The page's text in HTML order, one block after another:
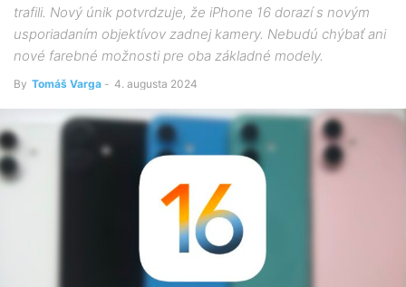
trafili. Nový únik potvrdzuje, že iPhone 16 dorazí s novým
usporiadaním objektívov zadnej kamery. Nebudú chýbať ani
nové farebné možnosti pre oba základné modely.
By Tomáš Varga - 4. augusta 2024